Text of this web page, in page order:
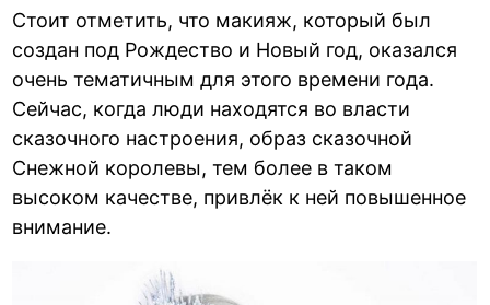
Стоит отметить, что макияж, который был
создан под Рождество и Новый год, оказался
очень тематичным для этого времени года.
Сейчас, когда люди находятся во власти
сказочного настроения, образ сказочной
Снежной королевы, тем более в таком
высоком качестве, привлёк к ней повышенное
внимание.